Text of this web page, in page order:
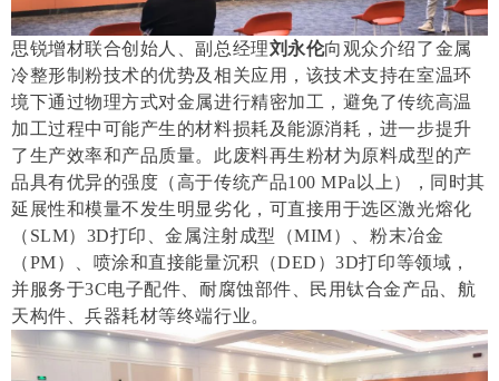
思锐增材联合创始人、副总经理刘永伦向观众介绍了金属
冷整形制粉技术的优势及相关应用，该技术支持在室温环
境下通过物理方式对金属进行精密加工，避免了传统高温
加工过程中可能产生的材料损耗及能源消耗，进一步提升
了生产效率和产品质量。此废料再生粉材为原料成型的产
品具有优异的强度（高于传统产品100 MPa 以上），同时其
延展性和模量不发生明显劣化，可直接用于选区激光熔化
（ SLM） 3D打印、金属注射成型（MIM）、粉末冶金
（PM）、喷涂和直接能量沉积（DED ）3D打印等领域，
并服务于3C电子配件、耐腐蚀部件、民用钛合金产品、航
天构件、兵器耗材等终端行业。